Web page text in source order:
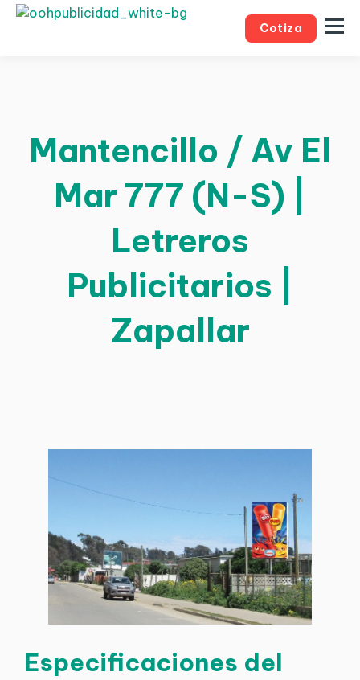
Cotiza
Mantencillo / Av El
Mar 777 (N-S) |
Letreros
Publicitarios |
Zapallar
Especificaciones del